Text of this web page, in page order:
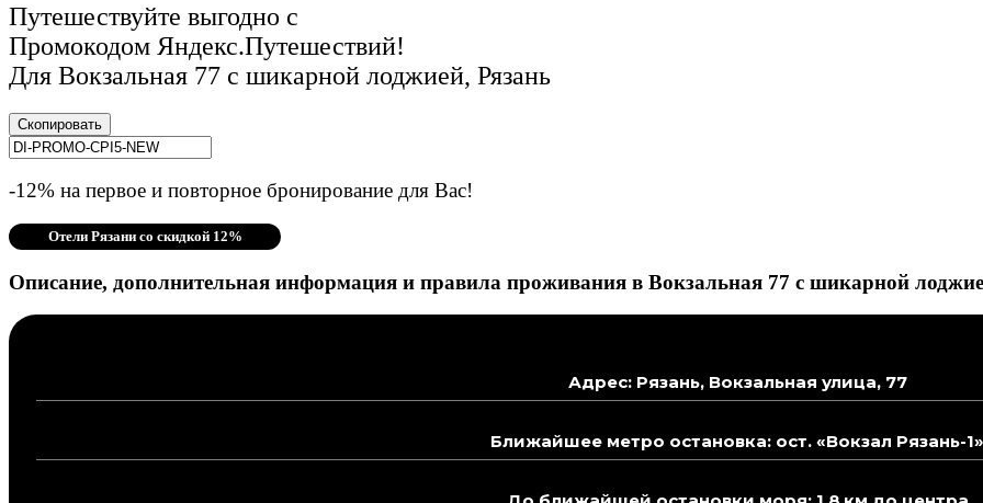
Путешествуйте выгодно с
Промокодом Яндекс.Путешествий!
Для Вокзальная 77 с шикарной лоджией, Рязань
Скопировать
-12% на первое и повторное бронирование для Вас!
Отели Рязани со скидкой 12%
Описание, дополнительная информация и правила проживания в Вокзальная 77 с шикарной
Адрес: Рязань, Вокзальная улица, 77
Ближайшее метро остановка: ост. «Вокзал Рязань-1»